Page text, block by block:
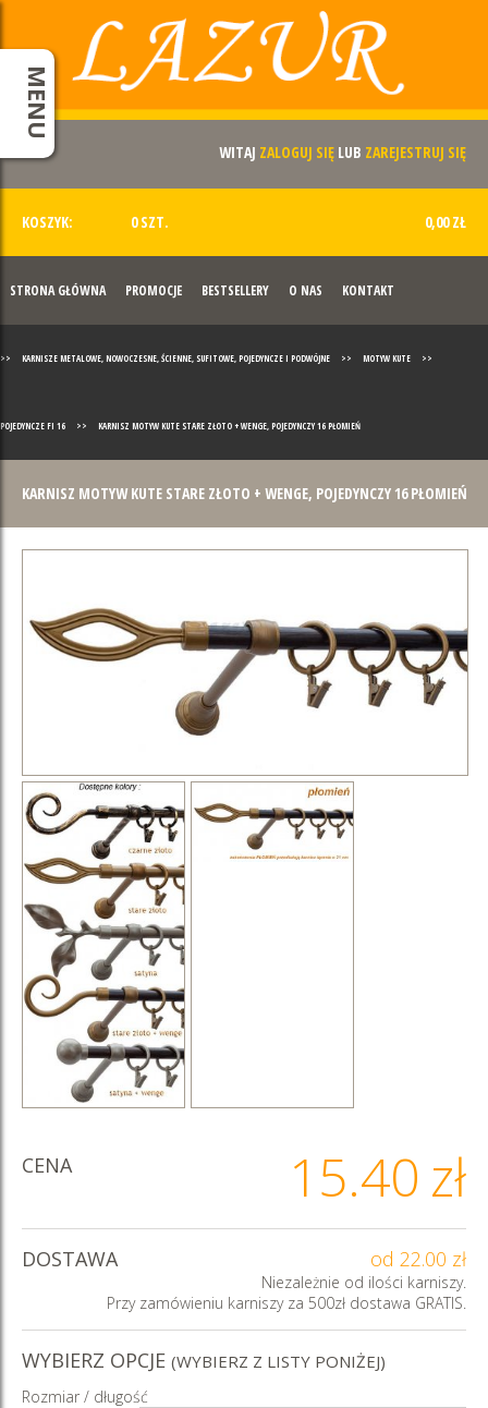
WITAJ ZALOGUJ SIĘ LUB ZAREJESTRUJ SIĘ
KOSZYK: 0 SZT. 0,00 ZŁ
STRONA GŁÓWNA PROMOCJE BESTSELLERY O NAS KONTAKT
MENU
>> KARNISZE METALOWE, NOWOCZESNE, ŚCIENNE, SUFITOWE, POJEDYNCZE I PODWÓJNE >> MOTYW KUTE >>
POJEDYNCZE FI 16 >> KARNISZ MOTYW KUTE STARE ZŁOTO + WENGE, POJEDYNCZY 16 PŁOMIEŃ
KARNISZ MOTYW KUTE STARE ZŁOTO + WENGE, POJEDYNCZY 16 PŁOMIEŃ
CENA 15.40 zł
DOSTAWA od 22.00 zł
Niezależnie od ilości karniszy.
Przy zamówieniu karniszy za 500zł dostawa GRATIS.
WYBIERZ OPCJE (WYBIERZ Z LISTY PONIŻEJ)
Rozmiar / długość